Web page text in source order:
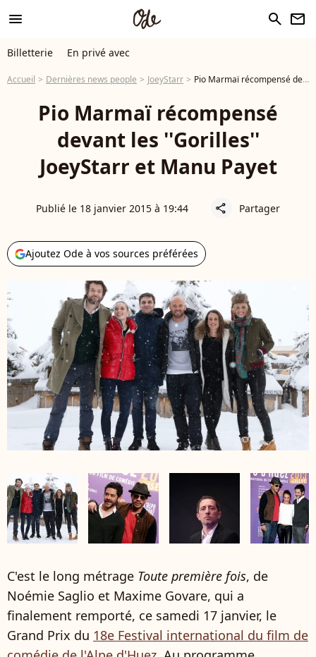
menu search newsletter
Billetterie En privé avec
Accueil Dernières news people JoeyStarr Pio Marmaï récompensé devant les ''Gorilles'' JoeyStarr et Manu Payet
Pio Marmaï récompensé
devant les ''Gorilles''
JoeyStarr et Manu Payet
Publié le 18 janvier 2015 à 19:44 share Partager
Ajoutez Ode à vos sources préférées
C'est le long métrage Toute première fois, de
Noémie Saglio et Maxime Govare, qui a
finalement remporté, ce samedi 17 janvier, le
Grand Prix du 18e Festival international du film de